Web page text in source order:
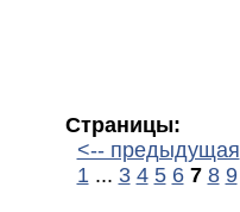
Страницы:
<-- предыдущая
1... 3 4 5 6 7 8 9